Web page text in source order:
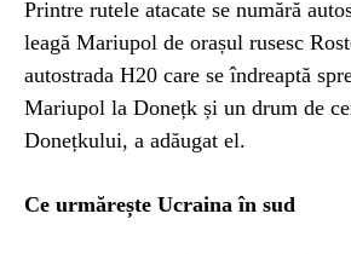
Printre rutele atacate se numără
leagă Mariupol de orașul rusesc
autostrada H20 care se îndreaptă
Mariupol la Donețk și un drum de
Donețkului, a adăugat el.
Ce urmărește Ucraina în sud